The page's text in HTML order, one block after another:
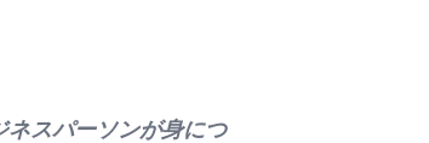
ネスパーソンが身につ